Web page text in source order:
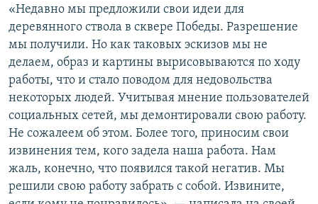
«Недавно мы предложили свои идеи для
деревянного ствола в сквере Победы. Разрешение
мы получили. Но как таковых эскизов мы не
делаем, образ и картины вырисовываются по ходу
работы, что и стало поводом для недовольства
некоторых людей. Учитывая мнение пользователей
социальных сетей, мы демонтировали свою работу.
Не сожалеем об этом. Более того, приносим свои
извинения тем, кого задела наша работа. Нам
жаль, конечно, что появился такой негатив. Мы
решили свою работу забрать с собой. Извините,